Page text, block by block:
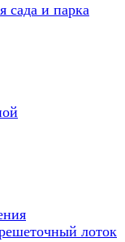
сада и парка
лоток